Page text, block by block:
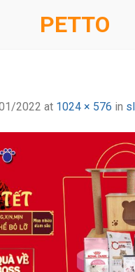
PETTO
2022 at 1024 × 576 in